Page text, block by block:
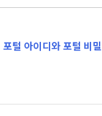
포털 아이디와 포털 비